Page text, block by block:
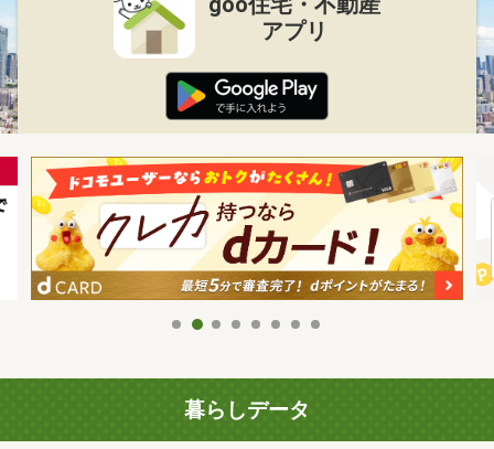
アプリ
暮らしデータ